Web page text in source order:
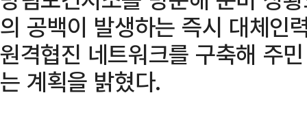
의 공백이 발생하는 즉시 대체인
원격협진 네트워크를 구축해 주
는 계획을 밝혔다.